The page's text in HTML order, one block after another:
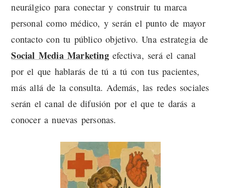
neurálgico para conectar y construir tu marca
personal como médico, y serán el punto de mayor
contacto con tu público objetivo. Una estrategia de
Social Media Marketingefectiva, será el canal
por el que hablarás de tú a tú con tus pacientes,
más allá de la consulta. Además, las redes sociales
serán el canal de difusión por el que te darás a
conocer a nuevas personas.